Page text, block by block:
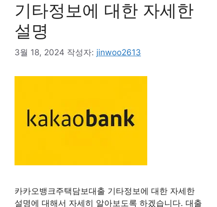
기타정보에 대한 자세한
설명
3월 18, 2024 작성자: jinwoo2613
카카오뱅크주택담보대출 기타정보에 대한 자세한
설명에 대해서 자세히 알아보도록 하겠습니다. 대출